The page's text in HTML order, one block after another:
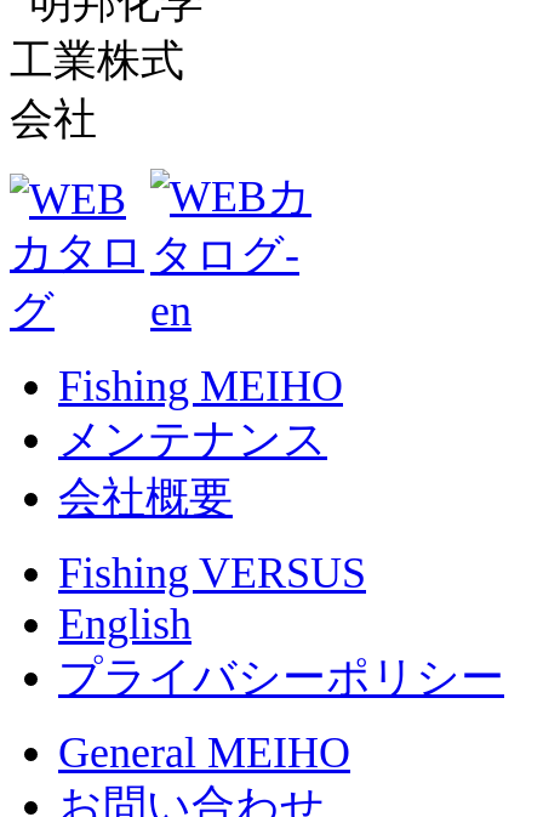
Fishing MEIHO
メンテナンス
会社概要
Fishing VERSUS
English
プライバシーポリシー
General MEIHO
お問い合わせ